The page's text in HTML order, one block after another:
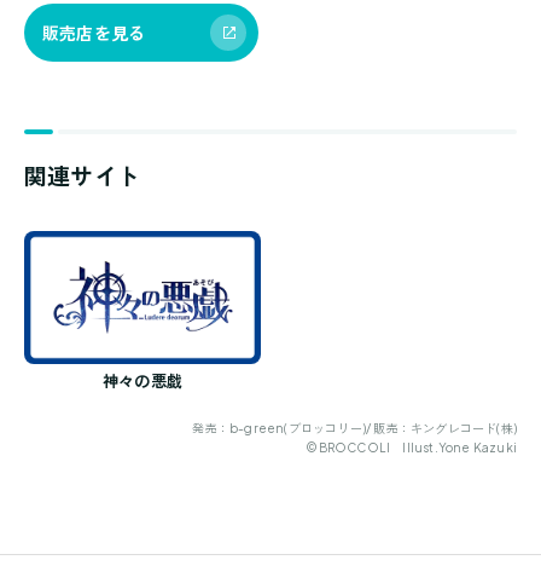
販売店を見る
関連サイト
神々の悪戯
発売：b-green(ブロッコリー)/ 販売：キングレコード(株)
©BROCCOLI Illust.Yone Kazuki